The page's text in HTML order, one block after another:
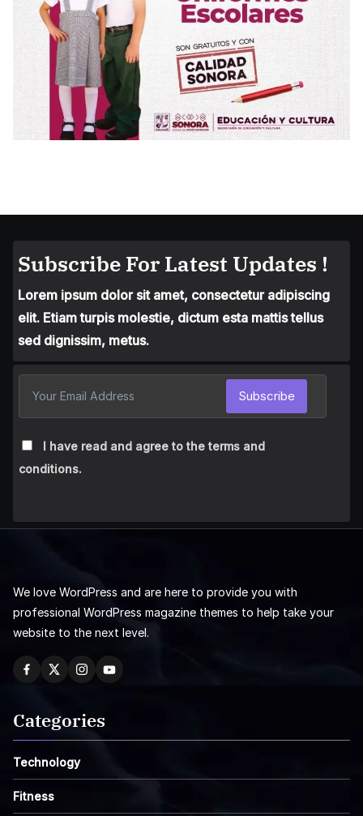
Subscribe For Latest Updates !
Lorem ipsum dolor sit amet, consectetur adipiscing
elit. Etiam turpis molestie, dictum esta mattis tellus
sed dignissim, metus.
I have read and agree to the terms and
conditions.
Subscribe
We love WordPress and are here to provide you with
professional WordPress magazine themes to help take your
website to the next level.
Categories
Technology
Fitness